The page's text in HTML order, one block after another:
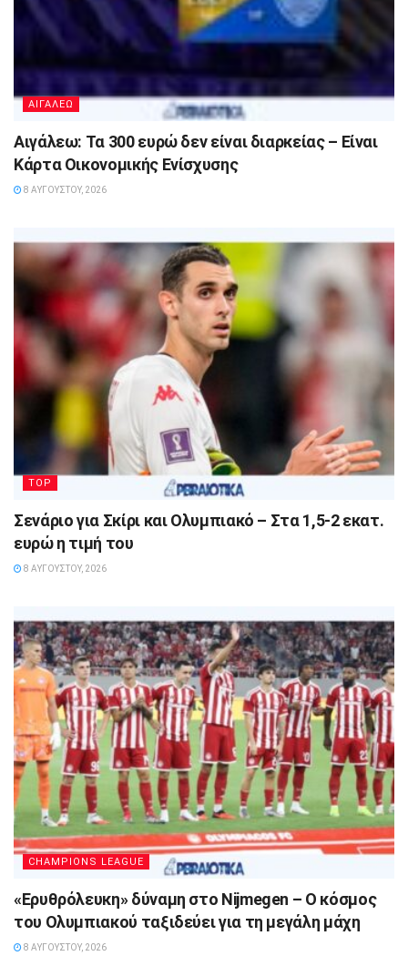
ΑΙΓΑΛΕΩ
Αιγάλεω: Τα 300 ευρώ δεν είναι διαρκείας – Είναι
Κάρτα Οικονομικής Ενίσχυσης
8 ΑΥΓΟΎΣΤΟΥ, 2026
TOP
Σενάριο για Σκίρι και Ολυμπιακό – Στα 1,5-2 εκατ.
ευρώ η τιμή του
8 ΑΥΓΟΎΣΤΟΥ, 2026
CHAMPIONS LEAGUE
«Ερυθρόλευκη» δύναμη στο Nijmegen – Ο κόσμος
του Ολυμπιακού ταξιδεύει για τη μεγάλη μάχη
8 ΑΥΓΟΎΣΤΟΥ, 2026